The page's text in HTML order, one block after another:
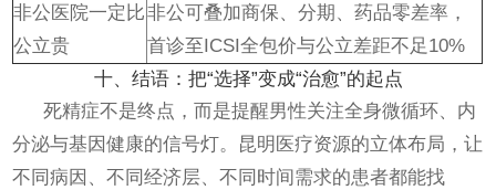
非公医院一定比
公立贵
非公可叠加商保、分期、药品零差率，
首诊至ICSI全包价与公立差距不足10%
十、结语：把“选择”变成“治愈”的起点
死精症不是终点，而是提醒男性关注全身微循环、内
分泌与基因健康的信号灯。昆明医疗资源的立体布局，让
不同病因、不同经济层、不同时间需求的患者都能找